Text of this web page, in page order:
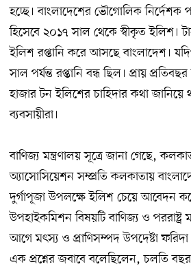
হচ্ছে। বাংলাদেশের ভৌগোলিক নির্দেশক
হিসেবে ২০১৭ সাল থেকে স্বীকৃত ইলিশ।
ইলিশ রপ্তানি করে আসছে বাংলাদেশ।
সাল পর্যন্ত রপ্তানি বন্ধ ছিল। প্রায়
হাজার টন ইলিশের চাহিদার কথা জানিয়ে
ব্যবসায়ীরা।
বাণিজ্য মন্ত্রণালয় সূত্রে জানা গেছে,
অ্যাসোসিয়েশন সম্প্রতি কলকাতায়
দুর্গাপূজা উপলক্ষে ইলিশ চেয়ে আবেদন
উপহাইকমিশন বিষয়টি বাণিজ্য ও পররাষ্ট্র
আগে মৎস্য ও প্রাণিসম্পদ উপদেষ্টা
এক প্রশ্নের জবাবে বলেছিলেন, চলতি